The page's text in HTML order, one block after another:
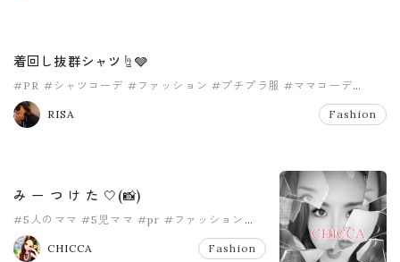
着回し抜群シャツ☝️🩶
#PR #シャツコーデ #ファッション #プチプラ服 #ママコーデ
#ママファッション
RISA
Fashion
み ー つ け た 🤍(📸)
#5人のママ #5児ママ #pr #ファッション
#プチプラコーディネート
#ママコーデ
CHICCA
Fashion